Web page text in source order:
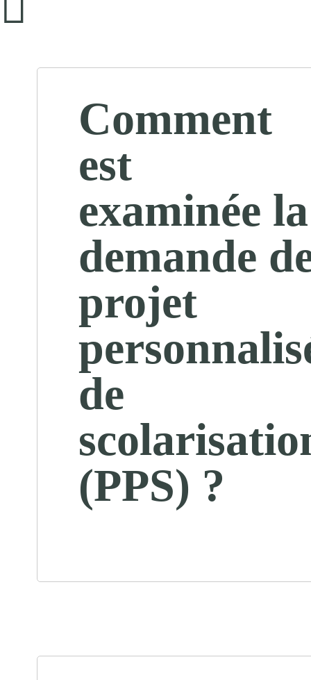
Comment
est
examinée la
demande
projet
de
(PPS) ?